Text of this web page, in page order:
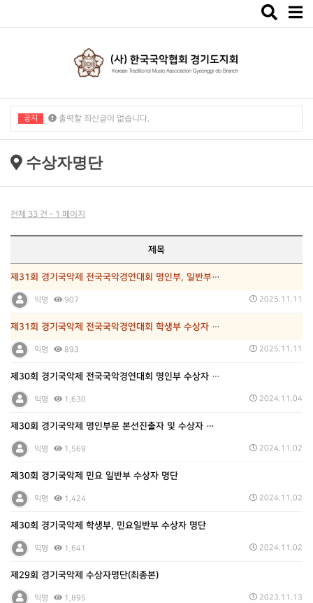
Toggle
공지 출력할 최신글이 없습니다.
출력할 최신글이 없습니다.
수상자명단
전체 33 건 - 1 페이지
제목
제31회 경기국악제 전국국악경연대회 명인부, 일반부 수…
익명 907 2025.11.11
제31회 경기국악제 전국국악경연대회 학생부 수상자 명단
익명 893 2025.11.11
제30회 경기국악제 전국국악경연대회 명인부 수상자 명단
익명 1,630 2024.11.04
제30회 경기국악제 명인부문 본선진출자 및 수상자 …
익명 1,569 2024.11.02
제30회 경기국악제 민요 일반부 수상자 명단
익명 1,424 2024.11.02
제30회 경기국악제 학생부, 민요일반부 수상자 명단
익명 1,641 2024.11.02
제29회 경기국악제 수상자명단(최종본)
익명 1,895 2023.11.13